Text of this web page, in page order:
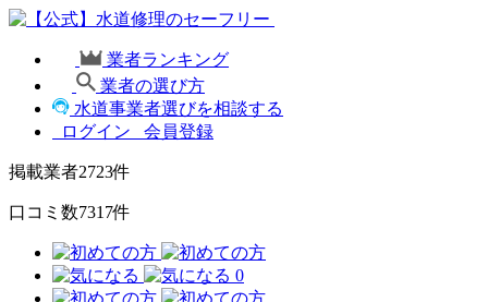
業者ランキング
業者の選び方
水道事業者選びを相談する
ログイン
会員登録
掲載業者2723件
口コミ数7317件
0